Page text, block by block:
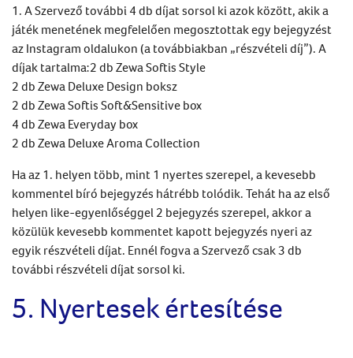
1. A Szervező további 4 db díjat sorsol ki azok között, akik a
játék menetének megfelelően megosztottak egy bejegyzést
az Instagram oldalukon (a továbbiakban „részvételi díj”). A
díjak tartalma:2 db Zewa Softis Style
2 db Zewa Deluxe Design boksz
2 db Zewa Softis Soft&Sensitive box
4 db Zewa Everyday box
2 db Zewa Deluxe Aroma Collection
Ha az 1. helyen több, mint 1 nyertes szerepel, a kevesebb
kommentel bíró bejegyzés hátrébb tolódik. Tehát ha az első
helyen like-egyenlőséggel 2 bejegyzés szerepel, akkor a
közülük kevesebb kommentet kapott bejegyzés nyeri az
egyik részvételi díjat. Ennél fogva a Szervező csak 3 db
további részvételi díjat sorsol ki.
5. Nyertesek értesítése